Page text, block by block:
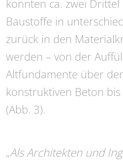
konnten ca. zwei
Baustoffe in
zurück in den
werden – von der
Altfundamente über
konstruktiven Beton
(Abb. 3).
„Als Architekten und